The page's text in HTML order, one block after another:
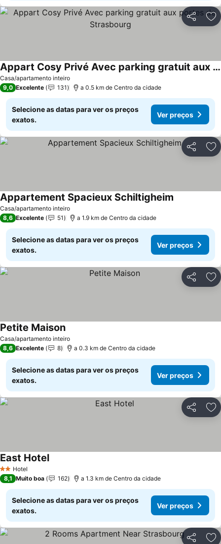
Partilhar
Casa/apartamento inteiro
Appart Cosy Privé Avec parking gratuit aux portes de Strasbourg
Ver preços
9,0 Excelente 131 a 0.5 km de Centro da cidade
Selecione as datas para ver os preços
exatos.
Ver preços
Partilhar
Casa/apartamento inteiro
Appartement Spacieux Schiltigheim
8,6 Excelente 51 a 1.9 km de Centro da cidade
Selecione as datas para ver os preços
exatos.
Ver preços
Partilhar
Casa/apartamento inteiro
Petite MaisonVer preços
8,6 Excelente 8 a 0.3 km de Centro da cidade
Selecione as datas para ver os preços
exatos.
Ver preços
Partilhar
2 Estrelas
Hotel
East HotelVer preços
8,1 Muito boa 162 a 1.3 km de Centro da cidade
Selecione as datas para ver os preços
exatos.
Ver preços
Partilhar